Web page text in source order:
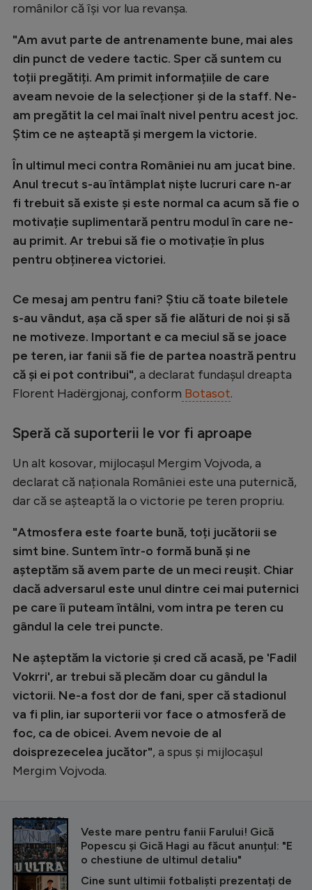
românilor că își vor lua revanșa.
"Am avut parte de antrenamente bune, mai ales
din punct de vedere tactic. Sper că suntem cu
toții pregătiți. Am primit informațiile de care
aveam nevoie de la selecționer și de la staff. Ne-
am pregătit la cel mai înalt nivel pentru acest joc.
Știm ce ne așteaptă și mergem la victorie.
În ultimul meci contra României nu am jucat bine.
Anul trecut s-au întâmplat niște lucruri care n-ar
fi trebuit să existe și este normal ca acum să fie o
motivație suplimentară pentru modul în care ne-
au primit. Ar trebui să fie o motivație în plus
pentru obținerea victoriei.
Ce mesaj am pentru fani? Știu că toate biletele
s-au vândut, așa că sper să fie alături de noi și să
ne motiveze. Important e ca meciul să se joace
pe teren, iar fanii să fie de partea noastră pentru
că și ei pot contribui", a declarat fundașul dreapta
Florent Hadërgjonaj, conform Botasot.
Speră că suporterii le vor fi aproape
Un alt kosovar, mijlocașul Mergim Vojvoda, a
declarat că naționala României este una puternică,
dar că se așteaptă la o victorie pe teren propriu.
"Atmosfera este foarte bună, toți jucătorii se
simt bine. Suntem într-o formă bună și ne
așteptăm să avem parte de un meci reușit. Chiar
dacă adversarul este unul dintre cei mai puternici
pe care îi puteam întâlni, vom intra pe teren cu
gândul la cele trei puncte.
Ne așteptăm la victorie și cred că acasă, pe 'Fadil
Vokrri', ar trebui să plecăm doar cu gândul la
victorii. Ne-a fost dor de fani, sper că stadionul
va fi plin, iar suporterii vor face o atmosferă de
foc, ca de obicei. Avem nevoie de al
doisprezecelea jucător", a spus și mijlocașul
Mergim Vojvoda.
CITEȘTE ȘI
Veste mare pentru fanii Farului! Gică
Popescu și Gică Hagi au făcut anunțul: "E
o chestiune de ultimul detaliu"
Cine sunt ultimii fotbaliști prezentați de